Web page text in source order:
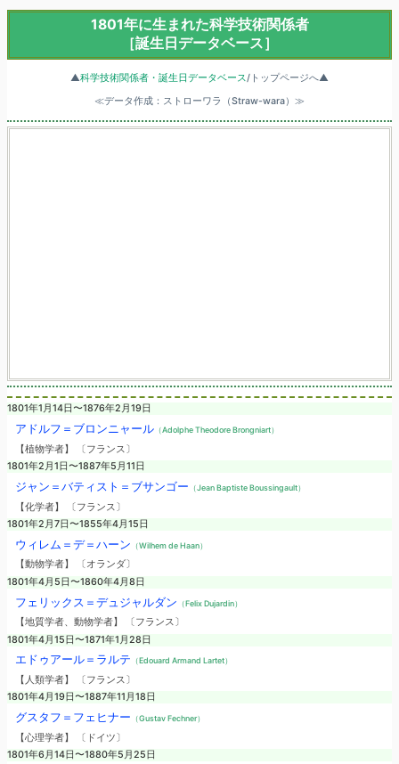
1801年に生まれた科学技術関係者
［誕生日データベース］
▲科学技術関係者・誕生日データベース/トップページへ▲
≪データ作成：ストローワラ（Straw-wara）≫
1801年1月14日〜1876年2月19日
アドルフ＝ブロンニャール（Adolphe Theodore Brongniart）
【植物学者】 〔フランス〕
1801年2月1日〜1887年5月11日
ジャン＝バティスト＝ブサンゴー （Jean Baptiste Boussingault）
【化学者】 〔フランス〕
1801年2月7日〜1855年4月15日
ウィレム＝デ＝ハーン （Wilhem de Haan）
【動物学者】 〔オランダ〕
1801年4月5日〜1860年4月8日
フェリックス＝デュジャルダン （Felix Dujardin）
【地質学者、動物学者】 〔フランス〕
1801年4月15日〜1871年1月28日
エドゥアール＝ラルテ （Edouard Armand Lartet）
【人類学者】 〔フランス〕
1801年4月19日〜1887年11月18日
グスタフ＝フェヒナー （Gustav Fechner）
【心理学者】 〔ドイツ〕
1801年6月14日〜1880年5月25日